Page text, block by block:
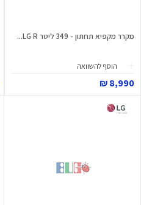
מקרר מקפיא תחתון - 349 ליטר LG R...
הוסף להשוואה
8,990 ₪